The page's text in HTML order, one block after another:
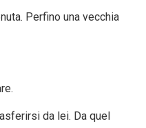
Perfino una vecchia
da lei. Da quel